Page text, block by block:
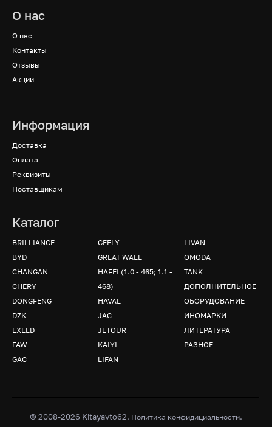
О нас
О нас
Контакты
Отзывы
Акции
Информация
Доставка
Оплата
Реквизиты
Поставщикам
Каталог
BRILLIANCE
BYD
CHANGAN
CHERY
DONGFENG
DZK
EXEED
FAW
GAC
GEELY
GREAT WALL
HAFEI (1.0 - 465; 1.1 -
468)
HAVAL
JAC
JETOUR
KAIYI
LIFAN
LIVAN
OMODA
TANK
ДОПОЛНИТЕЛЬНОЕ
ОБОРУДОВАНИЕ
ИНОМАРКИ
ЛИТЕРАТУРА
РАЗНОЕ
© 2008-2026 Kitayavto62. Политика конфидициальности.